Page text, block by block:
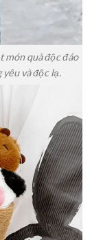
món quà độc đáo
và độc lạ.